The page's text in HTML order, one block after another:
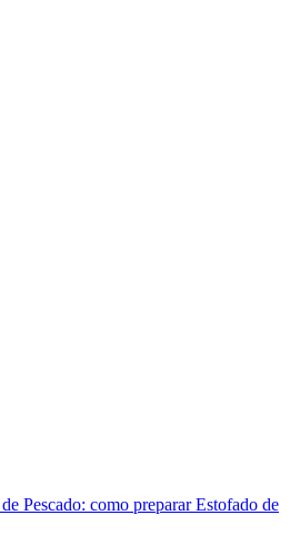
Pescado: como preparar Estofado de